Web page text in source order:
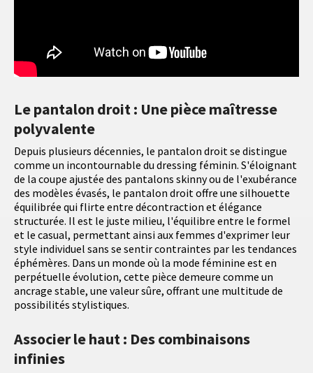
Le pantalon droit : Une pièce maîtresse
polyvalente
Depuis plusieurs décennies, le pantalon droit se distingue
comme un incontournable du dressing féminin. S'éloignant
de la coupe ajustée des pantalons skinny ou de l'exubérance
des modèles évasés, le pantalon droit offre une silhouette
équilibrée qui flirte entre décontraction et élégance
structurée. Il est le juste milieu, l'équilibre entre le formel
et le casual, permettant ainsi aux femmes d'exprimer leur
style individuel sans se sentir contraintes par les tendances
éphémères. Dans un monde où la mode féminine est en
perpétuelle évolution, cette pièce demeure comme un
ancrage stable, une valeur sûre, offrant une multitude de
possibilités stylistiques.
Associer le haut : Des combinaisons
infinies